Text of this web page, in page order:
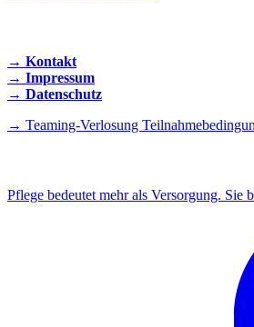
→ Kontakt
→ Impressum
→ Datenschutz
→ Teaming-Verlosung
Pflege bedeutet mehr als Versorgung. Sie